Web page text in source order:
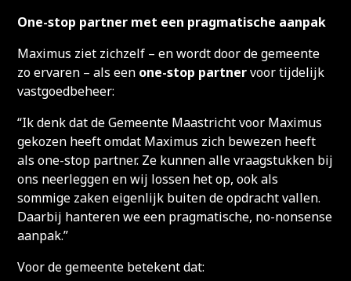
One-stop partner met een pragmatische aanpak
Maximus ziet zichzelf – en wordt door de gemeente
zo ervaren – als een one-stop partnervoor tijdelijk
vastgoedbeheer:
“Ik denk dat de Gemeente Maastricht voor Maximus
gekozen heeft omdat Maximus zich bewezen heeft
als one-stop partner. Ze kunnen alle vraagstukken bij
ons neerleggen en wij lossen het op, ook als
sommige zaken eigenlijk buiten de opdracht vallen.
Daarbij hanteren we een pragmatische, no-nonsense
aanpak.”
Voor de gemeente betekent dat: